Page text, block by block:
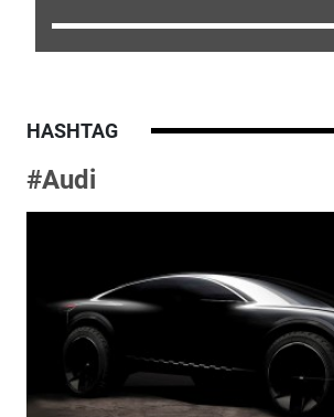
HASHTAG
#Audi